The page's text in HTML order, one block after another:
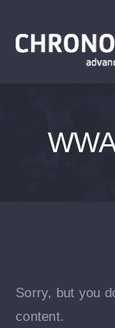
Inhalt
springen
Sorry, but you
content.